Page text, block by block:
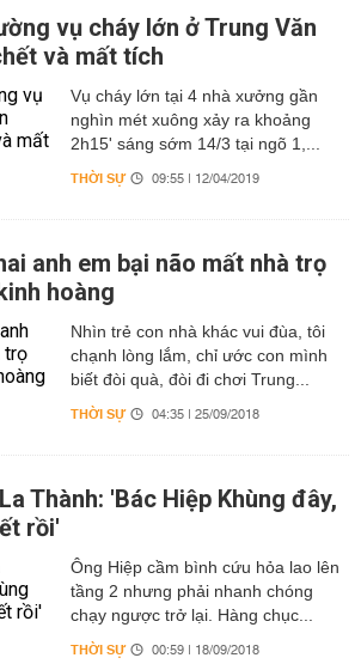
vụ cháy lớn ở Trung Văn
và mất tích
Vụ cháy lớn tại 4 nhà xưởng gần
nghìn mét xuông xảy ra khoảng
2h15' sáng sớm 14/3 tại ngõ 1,...
THỜI SỰ 09:55 | 12/04/2019
anh em bại não mất nhà trọ
hoàng
Nhìn trẻ con nhà khác vui đùa, tôi
chạnh lòng lắm, chỉ ước con mình
biết đòi quà, đòi đi chơi Trung...
THỜI SỰ 04:35 | 25/09/2018
Thành: 'Bác Hiệp Khùng đây,
rồi'
Ông Hiệp cầm bình cứu hỏa lao lên
tầng 2 nhưng phải nhanh chóng
chạy ngược trở lại. Hàng chục...
THỜI SỰ 00:59 | 18/09/2018